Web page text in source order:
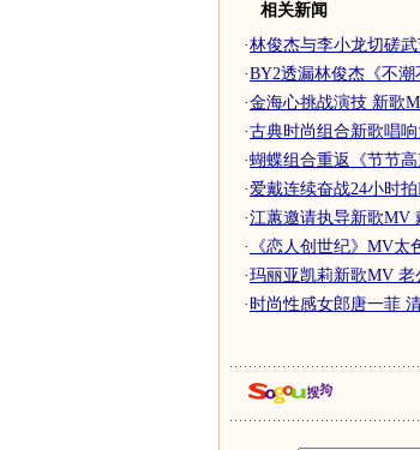
相关新闻
·林俊杰与李小龙切磋
·BY2透漏林俊杰《不
·金海心挑战演技 新歌
·古典时尚组合新歌唱
·蝴蝶组合重返《节节
·爱戴连续奋战24小时
·江蕙邀请执导新歌MV
· 《恋人创世纪》MV
·玛丽亚凯莉新歌MV
· 时尚性感女郎唐一菲